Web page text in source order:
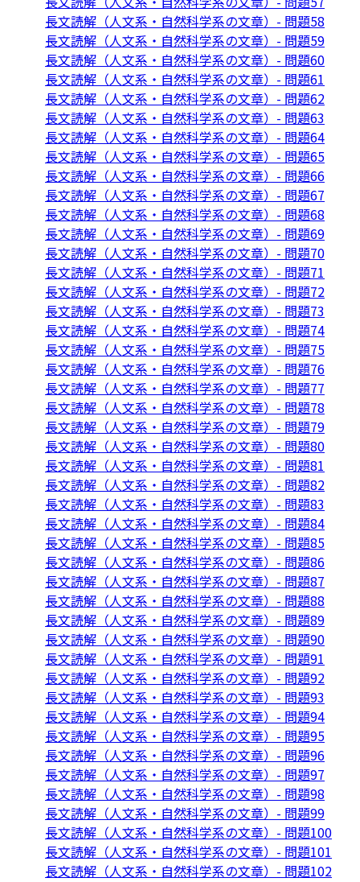
長文読解（人文系・自然科学系の文章）- 問題58
長文読解（人文系・自然科学系の文章）- 問題59
長文読解（人文系・自然科学系の文章）- 問題60
長文読解（人文系・自然科学系の文章）- 問題61
長文読解（人文系・自然科学系の文章）- 問題62
長文読解（人文系・自然科学系の文章）- 問題63
長文読解（人文系・自然科学系の文章）- 問題64
長文読解（人文系・自然科学系の文章）- 問題65
長文読解（人文系・自然科学系の文章）- 問題66
長文読解（人文系・自然科学系の文章）- 問題67
長文読解（人文系・自然科学系の文章）- 問題68
長文読解（人文系・自然科学系の文章）- 問題69
長文読解（人文系・自然科学系の文章）- 問題70
長文読解（人文系・自然科学系の文章）- 問題71
長文読解（人文系・自然科学系の文章）- 問題72
長文読解（人文系・自然科学系の文章）- 問題73
長文読解（人文系・自然科学系の文章）- 問題74
長文読解（人文系・自然科学系の文章）- 問題75
長文読解（人文系・自然科学系の文章）- 問題76
長文読解（人文系・自然科学系の文章）- 問題77
長文読解（人文系・自然科学系の文章）- 問題78
長文読解（人文系・自然科学系の文章）- 問題79
長文読解（人文系・自然科学系の文章）- 問題80
長文読解（人文系・自然科学系の文章）- 問題81
長文読解（人文系・自然科学系の文章）- 問題82
長文読解（人文系・自然科学系の文章）- 問題83
長文読解（人文系・自然科学系の文章）- 問題84
長文読解（人文系・自然科学系の文章）- 問題85
長文読解（人文系・自然科学系の文章）- 問題86
長文読解（人文系・自然科学系の文章）- 問題87
長文読解（人文系・自然科学系の文章）- 問題88
長文読解（人文系・自然科学系の文章）- 問題89
長文読解（人文系・自然科学系の文章）- 問題90
長文読解（人文系・自然科学系の文章）- 問題91
長文読解（人文系・自然科学系の文章）- 問題92
長文読解（人文系・自然科学系の文章）- 問題93
長文読解（人文系・自然科学系の文章）- 問題94
長文読解（人文系・自然科学系の文章）- 問題95
長文読解（人文系・自然科学系の文章）- 問題96
長文読解（人文系・自然科学系の文章）- 問題97
長文読解（人文系・自然科学系の文章）- 問題98
長文読解（人文系・自然科学系の文章）- 問題99
長文読解（人文系・自然科学系の文章）- 問題100
長文読解（人文系・自然科学系の文章）- 問題101
長文読解（人文系・自然科学系の文章）- 問題102